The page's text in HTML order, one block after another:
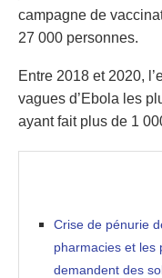
campagne de
27 000 personnes.
Entre 2018 et 2020,
vagues d’Ebola les
ayant fait plus de 1
Crise de pénurie
pharmacies et les
demandent des